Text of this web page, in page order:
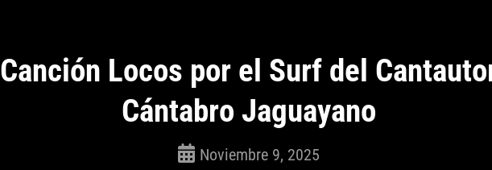
Canción Locos por el Surf del
Cántabro Jaguayano
Noviembre 9, 2025